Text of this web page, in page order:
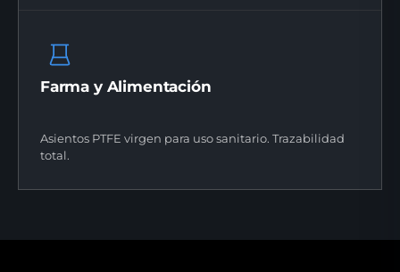
Farma y Alimentación
Asientos PTFE virgen para uso sanitario. Trazabilidad
total.